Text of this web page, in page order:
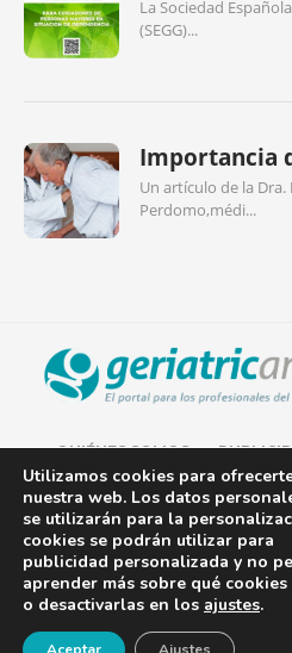
La Sociedad
(SEGG)...
Importancia
Un artículo de la
Perdomo,médi...
QUIÉNES SOMOS
AVISO LEGAL
POLÍTICA DE COOKIES
POLÍTICA DE PRIVACIDAD
CONTACTO¡Newsletter!
Utilizamos cookies para
nuestra web. Los datos
se utilizarán para la
cookies se podrán utilizar para
publicidad personalizada y no
aprender más sobre qué
o desactivarlas en los ajustes.